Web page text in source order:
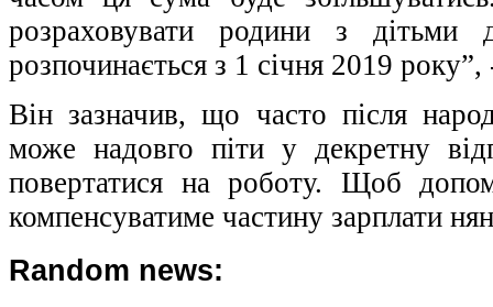
розраховувати родини з
розпочинається з 1 січня 2019
Він зазначив, що часто після
може надовго піти у декретну
повертатися на роботу. Щоб
компенсуватиме частину зарплати
Random news: